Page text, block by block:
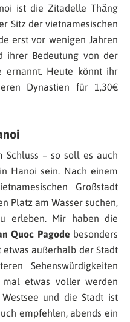
ist die Zitadelle Thăng
Sitz der vietnamesischen
erst vor wenigen Jahren
ihrer Bedeutung von der
ernannt. Heute könnt ihr
Dynastien für 1,30€
Schluss – so soll es auch
Hanoi sein. Nach einem
Großstadt
Platz am Wasser suchen,
erleben. Mir haben die
Quoc Pagode besonders
außerhalb der Stadt
Sehenswürdigkeiten
etwas voller werden
und die Stadt ist
empfehlen, abends ein